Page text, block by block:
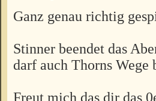
Ganz genau richtig
Stinner beendet das
darf auch Thorns Wege
Freut mich das dir das